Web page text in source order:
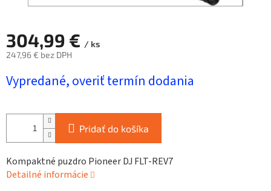
304,99 € / ks
247,96 € bez DPH
cena:
Vypredané, overiť termín dodania
Pridať do košíka
Kompaktné puzdro Pioneer DJ FLT-REV7
Detailné informácie